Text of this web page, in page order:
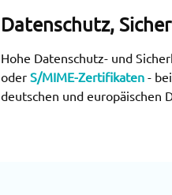
Datenschutz,
Hohe Datenschutz- und
oder S/MIME-Zertifikaten -
deutschen und europäischen